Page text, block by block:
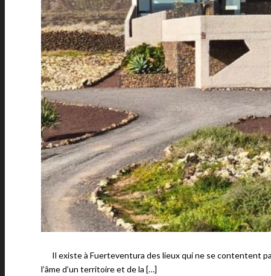
Il existe à Fuerteventura des lieux qui ne se contentent
l’âme d’un territoire et de la […]